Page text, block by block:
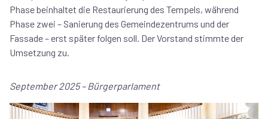
Phase beinhaltet die Restaurierung des Tempels, während
Phase zwei – Sanierung des Gemeindezentrums und der
Fassade – erst später folgen soll. Der Vorstand stimmte der
Umsetzung zu.
September 2025 – Bürgerparlament